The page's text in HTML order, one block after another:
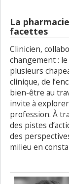
La
facettes
Clinicien,
changement :
plusieurs
clinique, de
bien-être au
invite à
profession. À
des pistes
des
milieu en